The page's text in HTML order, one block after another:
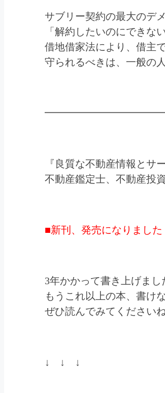
サブリー契約の最大のデ
「解約したいのにできな
借地借家法により、借主
守られるべきは、一般の
『良質な不動産情報とサ
不動産鑑定士、不動産
■新刊、発売になりました
3年かかって書き上げまし
もうこれ以上の本、書け
ぜひ読んでみてくださいね
↓ ↓ ↓